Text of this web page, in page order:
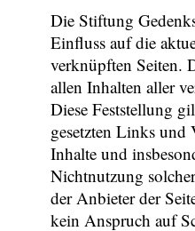
Die Stiftung
Einfluss auf die
verknüpften Seiten.
allen Inhalten aller
Diese Feststellung
gesetzten Links und
Inhalte und
Nichtnutzung
der Anbieter der
kein Anspruch auf